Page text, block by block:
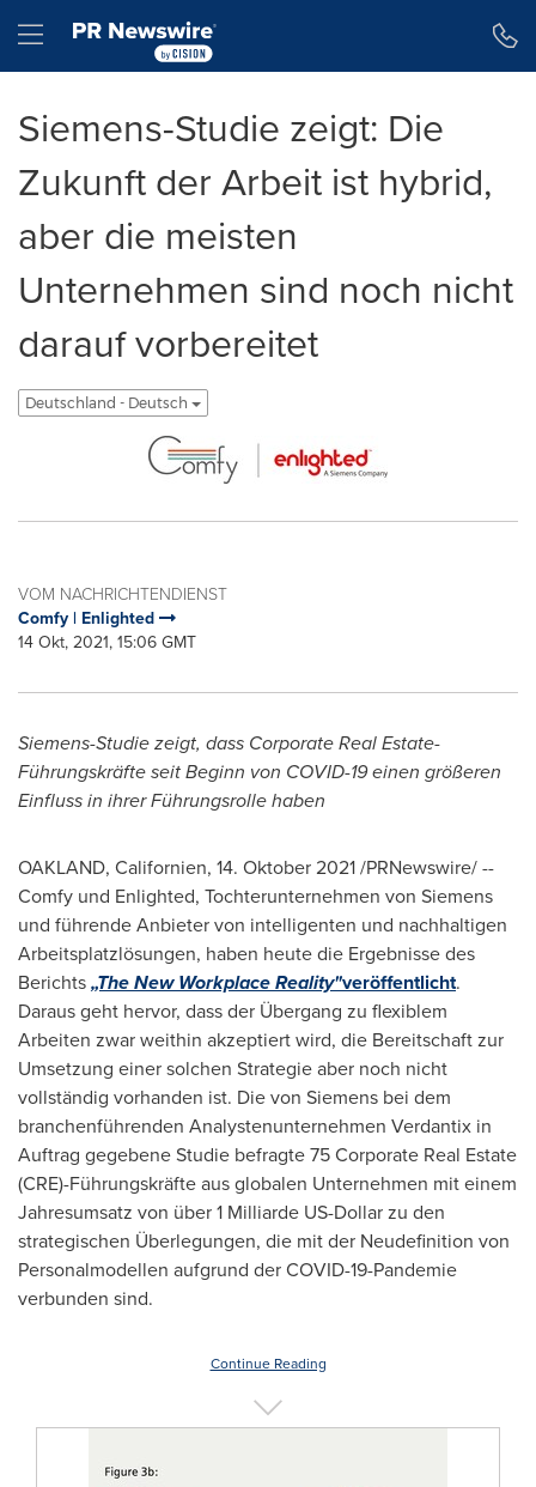
Hamburger menu
Siemens-Studie zeigt: Die
Zukunft der Arbeit ist hybrid,
aber die meisten
Unternehmen sind noch nicht
darauf vorbereitet
Deutschland - Deutsch
VOM NACHRICHTENDIENST
Comfy | Enlighted
14 Okt, 2021, 15:06 GMT
Siemens-Studie zeigt, dass Corporate Real Estate-
Führungskräfte seit Beginn von COVID-19 einen größeren
Einfluss in ihrer Führungsrolle haben
OAKLAND, Californien, 14. Oktober 2021 /PRNewswire/ --
Comfy und Enlighted, Tochterunternehmen von Siemens
und führende Anbieter von intelligenten und nachhaltigen
Arbeitsplatzlösungen, haben heute die Ergebnisse des
Berichts„TheNew Workplace Reality"veröffentlicht.
Daraus geht hervor, dass der Übergang zu flexiblem
Arbeiten zwar weithin akzeptiert wird, die Bereitschaft zur
Umsetzung einer solchen Strategie aber noch nicht
vollständig vorhanden ist. Die von Siemens bei dem
branchenführenden Analystenunternehmen Verdantix in
Auftrag gegebene Studie befragte 75 Corporate Real Estate
(CRE)-Führungskräfte aus globalen Unternehmen mit einem
Jahresumsatz von über 1 Milliarde US-Dollar zu den
strategischen Überlegungen, die mit der Neudefinition von
Personalmodellen aufgrund der COVID-19-Pandemie
verbunden sind.
Continue Reading